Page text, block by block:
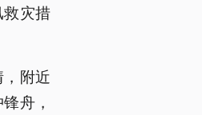
灾措
附近
舟，